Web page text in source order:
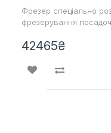
Фрезер спеціально
фрезерування
42465₴